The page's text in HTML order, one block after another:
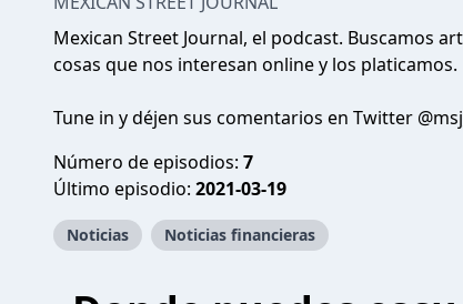
Mexican Street Journal, el podcast. Buscamos
cosas que nos interesan online y los platicamos.
Tune in y déjen sus comentarios en Twitter
Número de episodios: 7
Último episodio: 2021-03-19
Noticias Noticias financieras